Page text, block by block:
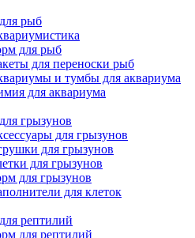
рыб
для рыб
для переноски рыб
и тумбы для аквариума
для аквариума
грызунов
для грызунов
для грызунов
для грызунов
для грызунов
для клеток
рептилий
для рептилий